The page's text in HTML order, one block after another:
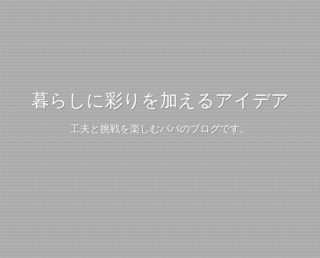
暮らしに彩りを加えるアイデア
工夫と挑戦を楽しむパパのブログです。